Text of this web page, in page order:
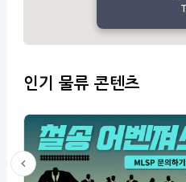
인기 물류 콘텐츠
LinGo